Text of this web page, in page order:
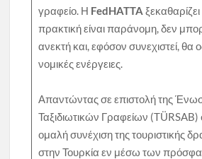
γραφείο. Η FedHATTA
πρακτική είναι παράνομη, δεν
ανεκτή και, εφόσον συνεχιστεί, θα
νομικές ενέργειες.
Απαντώντας σε επιστολή της
Ταξιδιωτικών Γραφείων (TÜRSAB)
ομαλή συνέχιση της τουριστικής
στην Τουρκία εν μέσω των